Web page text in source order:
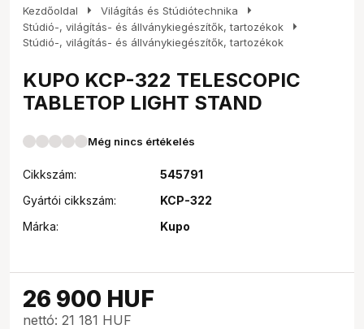
Kezdőoldal arrow_right Világítás és Stúdiótechnika arrow_right
Stúdió-, világítás- és állványkiegészítők, tartozékok arrow_right
Stúdió-, világítás- és állványkiegészítők, tartozékok
KUPO KCP-322 TELESCOPIC
TABLETOP LIGHT STAND
Még nincs értékelés
Cikkszám:
545791
Gyártói cikkszám:
KCP-322
Márka:
Kupo
26 900 HUF
nettó: 21 181 HUF